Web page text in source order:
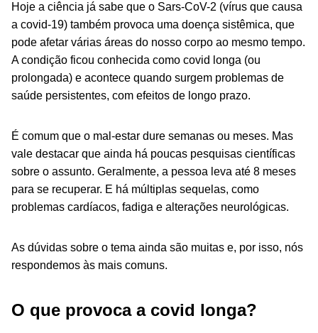
Hoje a ciência já sabe que o Sars-CoV-2 (vírus que causa
a covid-19) também provoca uma doença sistêmica, que
pode afetar várias áreas do nosso corpo ao mesmo tempo.
A condição ficou conhecida como covid longa (ou
prolongada) e acontece quando surgem problemas de
saúde persistentes, com efeitos de longo prazo.
É comum que o mal-estar dure semanas ou meses. Mas
vale destacar que ainda há poucas pesquisas científicas
sobre o assunto. Geralmente, a pessoa leva até 8 meses
para se recuperar. E há múltiplas sequelas, como
problemas cardíacos, fadiga e alterações neurológicas.
As dúvidas sobre o tema ainda são muitas e, por isso, nós
respondemos às mais comuns.
O que provoca a covid longa?